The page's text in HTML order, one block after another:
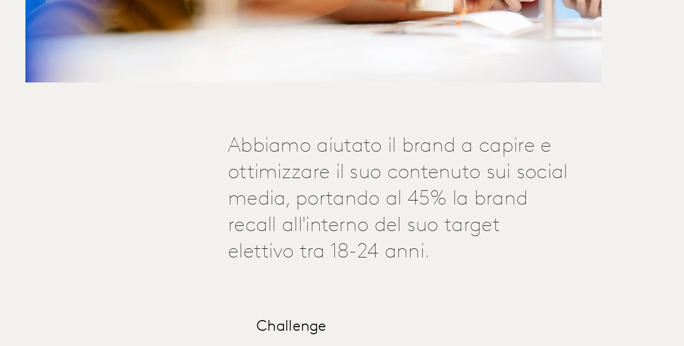
Abbiamo aiutato il brand a capire e
ottimizzare il suo contenuto sui social
media, portando al 45% la brand
recall all'interno del suo target
elettivo tra 18-24 anni.
Challenge